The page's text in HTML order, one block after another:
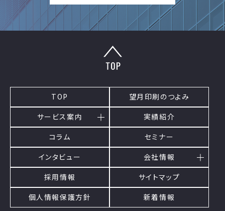
TOP
望月印刷のつよみ
サービス案内
実績紹介
コラム
セミナー
インタビュー
会社情報
採用情報
サイトマップ
個人情報保護方針
新着情報